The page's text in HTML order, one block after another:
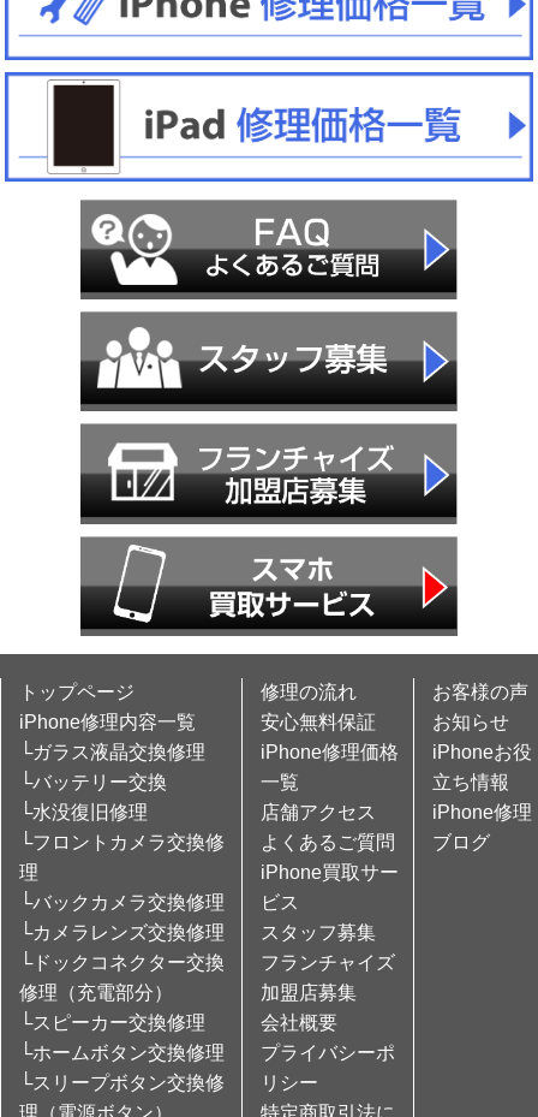
トップページ
iPhone修理内容一覧
└ガラス液晶交換修理
└バッテリー交換
└水没復旧修理
└フロントカメラ交換修
理
└バックカメラ交換修理
└カメラレンズ交換修理
└ドックコネクター交換
修理（充電部分）
└スピーカー交換修理
└ホームボタン交換修理
└スリープボタン交換修
理（電源ボタン）
修理の流れ
安心無料保証
iPhone修理価格
一覧
店舗アクセス
よくあるご質問
iPhone買取サー
ビス
スタッフ募集
フランチャイズ
加盟店募集
会社概要
プライバシーポ
リシー
特定商取引法に
お客様の声
お知らせ
iPhoneお役
立ち情報
iPhone修理
ブログ